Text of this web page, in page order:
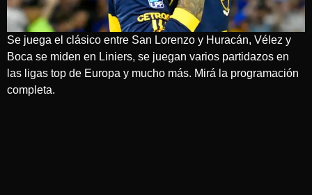
Se juega el clásico entre San Lorenzo y Huracán, Vélez y
Boca se miden en Liniers, se juegan varios partidazos en
las ligas top de Europa y mucho más. Mirá la programación
completa.